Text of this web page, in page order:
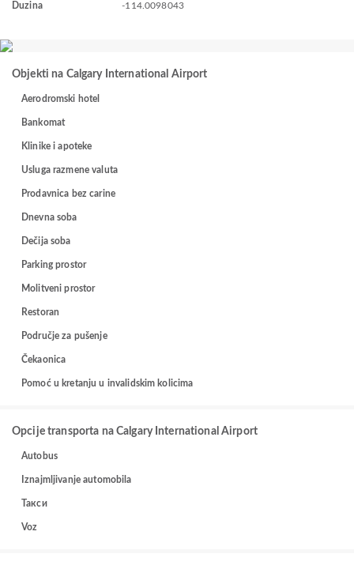
Duzina -114.0098043
Objekti na Calgary International Airport
Aerodromski hotel
Bankomat
Klinike i apoteke
Usluga razmene valuta
Prodavnica bez carine
Dnevna soba
Dečija soba
Parking prostor
Molitveni prostor
Restoran
Područje za pušenje
Čekaonica
Pomoć u kretanju u invalidskim kolicima
Opcije transporta na Calgary International Airport
Autobus
Iznajmljivanje automobila
Такси
Voz